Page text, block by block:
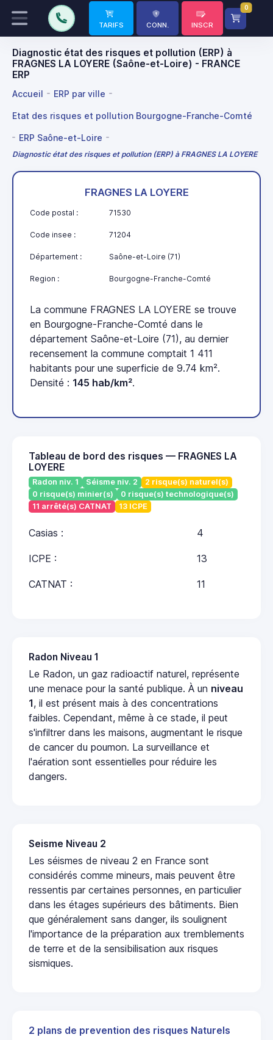
TARIFS CONN. INSCR
0
Diagnostic état des risques et pollution (ERP) à
FRAGNES LA LOYERE (Saône-et-Loire) - FRANCE
ERP
Accueil ERP par ville
Etat des risques et pollution Bourgogne-Franche-Comté
ERP Saône-et-Loire
Diagnostic état des risques et pollution (ERP) à FRAGNES LA LOYERE
FRAGNES LA LOYERE
Code postal : 71530
Code insee : 71204
Département : Saône-et-Loire (71)
Region : Bourgogne-Franche-Comté
La commune FRAGNES LA LOYERE se trouve
en Bourgogne-Franche-Comté dans le
département Saône-et-Loire (71), au dernier
recensement la commune comptait 1 411
habitants pour une superficie de 9.74 km².
Densité : 145 hab/km².
Tableau de bord des risques — FRAGNES LA
LOYERE
Radon niv. 1 Séisme niv. 2
2 risque(s) naturel(s)
0 risque(s) minier(s)
0 risque(s) technologique(s)
11 arrêté(s) CATNAT
13 ICPE
Casias : 4
ICPE : 13
CATNAT : 11
Radon Niveau 1
Le Radon, un gaz radioactif naturel, représente
une menace pour la santé publique. À un niveau
1, il est présent mais à des concentrations
faibles. Cependant, même à ce stade, il peut
s'infiltrer dans les maisons, augmentant le risque
de cancer du poumon. La surveillance et
l'aération sont essentielles pour réduire les
dangers.
Seisme Niveau 2
Les séismes de niveau 2 en France sont
considérés comme mineurs, mais peuvent être
ressentis par certaines personnes, en particulier
dans les étages supérieurs des bâtiments. Bien
que généralement sans danger, ils soulignent
l'importance de la préparation aux tremblements
de terre et de la sensibilisation aux risques
sismiques.
2 plans de prevention des risques Naturels